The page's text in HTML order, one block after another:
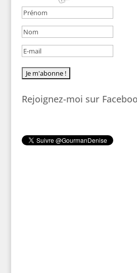
Rejoignez-moi sur